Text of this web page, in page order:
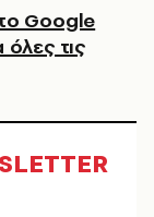
Google
τις